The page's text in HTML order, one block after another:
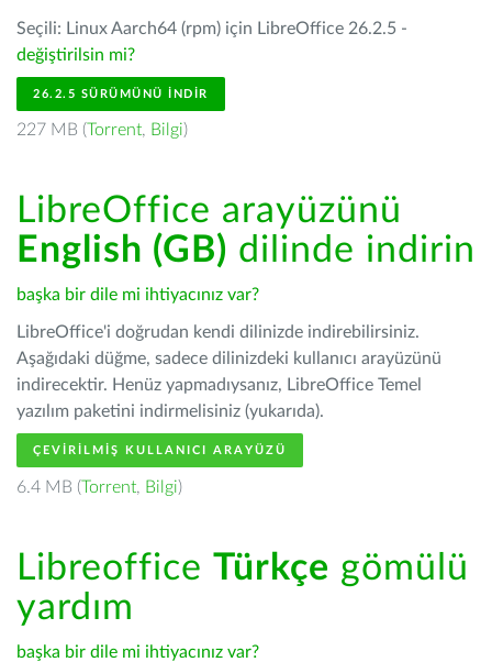
Seçili: Linux Aarch64 (rpm) için LibreOffice 26.2.5 -
değiştirilsin mi?
26.2.5 SÜRÜMÜNÜ İNDIR
227 MB (Torrent, Bilgi)
LibreOffice arayüzünü
English (GB) dilinde indirin
başka bir dile mi ihtiyacınız var?
LibreOffice'i doğrudan kendi dilinizde indirebilirsiniz.
Aşağıdaki düğme, sadece dilinizdeki kullanıcı arayüzünü
indirecektir. Henüz yapmadıysanız, LibreOffice Temel
yazılım paketini indirmelisiniz (yukarıda).
ÇEVIRILMIŞ KULLANICI ARAYÜZÜ
6.4 MB (Torrent, Bilgi)
Libreoffice Türkçe gömülü
yardım
başka bir dile mi ihtiyacınız var?